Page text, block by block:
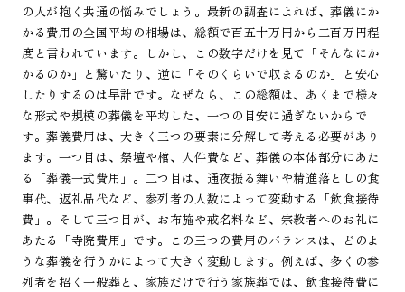
の人が抱く共通の悩みでしょう。最新の調査によれば、葬儀にか
かる費用の全国平均の相場は、総額で百五十万円から二百万円程
度と言われています。しかし、この数字だけを見て「そんなにか
かるのか」と驚いたり、逆に「そのくらいで収まるのか」と安心
したりするのは早計です。なぜなら、この総額は、あくまで様々
な形式や規模の葬儀を平均した、一つの目安に過ぎないからで
す。葬儀費用は、大きく三つの要素に分解して考える必要があり
ます。一つ目は、祭壇や棺、人件費など、葬儀の本体部分にあた
る「葬儀一式費用」。二つ目は、通夜振る舞いや精進落としの食
事代、返礼品代など、参列者の人数によって変動する「飲食接待
費」。そして三つ目が、お布施や戒名料など、宗教者へのお礼に
あたる「寺院費用」です。この三つの費用のバランスは、どのよ
うな葬儀を行うかによって大きく変動します。例えば、多くの参
列者を招く一般葬と、家族だけで行う家族葬では、飲食接待費に